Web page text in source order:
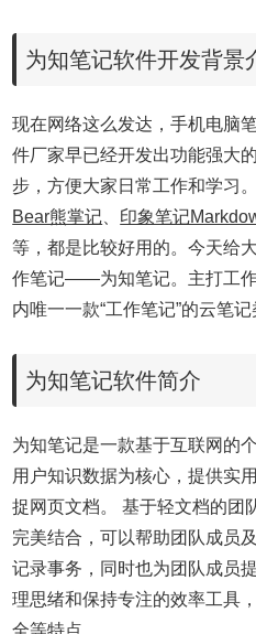
为知笔记软件开发背景
现在网络这么发达，手机电脑
件厂家早已经开发出功能强大
步，方便大家日常工作和学习
Bear熊掌记
印象笔记
等，都是比较好用的。今天给
作笔记——为知笔记。主打工
内唯一一款“工作笔记”的云笔记
为知笔记软件简介
为知笔记是一款基于互联网的
用户知识数据为核心，提供实
捉网页文档。 基于轻文档的团
完美结合，可以帮助团队成员
记录事务，同时也为团队成员
理思绪和保持专注的效率工具
全等特点。